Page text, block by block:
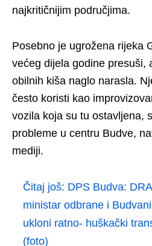
najkritičnijim područjima.
Posebno je ugrožena rijeka
većeg dijela godine presuši,
obilnih kiša naglo narasla.
često koristi kao
vozila koja su tu ostavljena,
probleme u centru Budve,
mediji.
Čitaj još: DPS Budva:
ministar odbrane i
ukloni ratno- huškački
(foto)